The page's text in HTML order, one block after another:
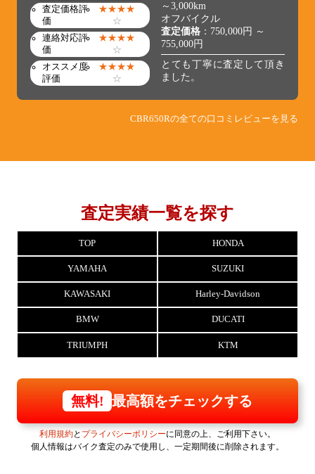
査定価格評
価
★★★★
☆
連絡対応評
価
★★★★
☆
オススメ度
評価
★★★★
☆
～3,000km
オフバイクル
査定価格：750,000円 ～
755,000円
とても丁寧に査定して頂き
ました。
CBR650Rの全ての口コミレビューを見る
査定実績一覧を探す
TOP HONDA
YAMAHA SUZUKI
KAWASAKI Harley-Davidson
BMW DUCATI
TRIUMPH KTM
無料! 最高額をチェックする
利用規約と プライバシーポリシーに同意の上、ご利用下さい。
個人情報はバイク査定のみで使用し、一定期間後に削除されます。